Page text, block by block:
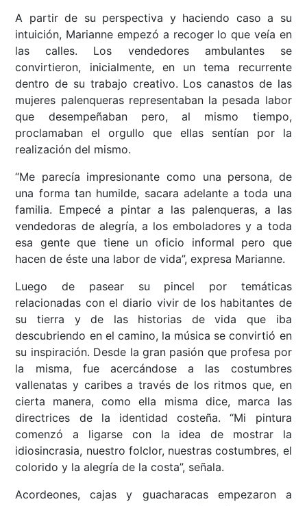
A partir de su perspectiva y haciendo caso a su
intuición, Marianne empezó a recoger lo que veía en
las calles. Los vendedores ambulantes se
convirtieron, inicialmente, en un tema recurrente
dentro de su trabajo creativo. Los canastos de las
mujeres palenqueras representaban la pesada labor
que desempeñaban pero, al mismo tiempo,
proclamaban el orgullo que ellas sentían por la
realización del mismo.
“Me parecía impresionante como una persona, de
una forma tan humilde, sacara adelante a toda una
familia. Empecé a pintar a las palenqueras, a las
vendedoras de alegría, a los emboladores y a toda
esa gente que tiene un oficio informal pero que
hacen de éste una labor de vida”, expresa Marianne.
Luego de pasear su pincel por temáticas
relacionadas con el diario vivir de los habitantes de
su tierra y de las historias de vida que iba
descubriendo en el camino, la música se convirtió en
su inspiración. Desde la gran pasión que profesa por
la misma, fue acercándose a las costumbres
vallenatas y caribes a través de los ritmos que, en
cierta manera, como ella misma dice, marca las
directrices de la identidad costeña. “Mi pintura
comenzó a ligarse con la idea de mostrar la
idiosincrasia, nuestro folclor, nuestras costumbres, el
colorido y la alegría de la costa”, señala.
Acordeones, cajas y guacharacas empezaron a